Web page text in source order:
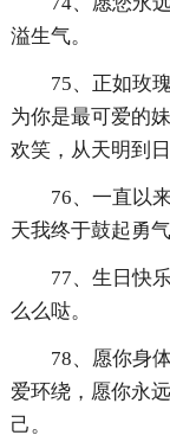
溢生气。
75、正如玫
为你是最可爱的
欢笑，从天明到日
76、一直以
天我终于鼓起勇
77、生日快
么么哒。
78、愿你身
爱环绕，愿你永
己。